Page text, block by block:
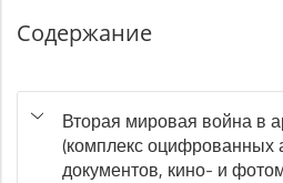
Содержание
Вторая мировая война в
(комплекс оцифрованных
документов, кино- и